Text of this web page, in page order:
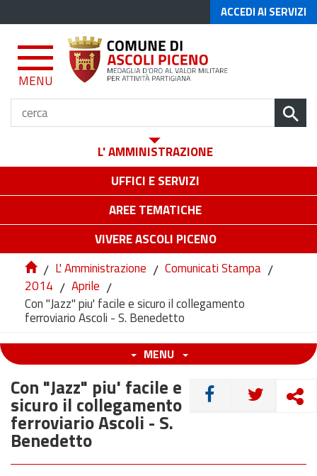
ACCEDI AI SERVIZI
MENU
L' AMMINISTRAZIONE
UFFICI E SERVIZI
AREE TEMATICHE
VIVERE ASCOLI PICENO
/ L' Amministrazione / Comunicati Stampa /
2014 / Aprile /
Con "Jazz" piu' facile e sicuro il collegamento
ferroviario Ascoli - S. Benedetto
MENU
CONDIVIDI
Con "Jazz" piu' facile e
sicuro il collegamento
ferroviario Ascoli - S.
Benedetto